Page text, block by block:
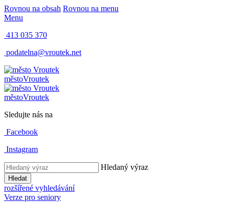
Rovnou na obsah Rovnou na menu
Menu
413 035 370
podatelna@vroutek.net
městoVroutek
městoVroutek
Sledujte nás na
Facebook
Instagram
Hledaný výraz
Hledat
rozšířené vyhledávání
Verze pro seniory